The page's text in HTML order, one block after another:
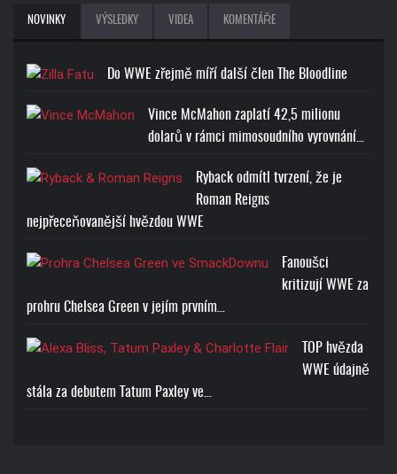
NOVINKY VÝSLEDKY VIDEA KOMENTÁŘE
Do WWE zřejmě míří další člen The Bloodline
Vince McMahon zaplatí 42,5 milionu
dolarů v rámci mimosoudního vyrovnání…
Ryback odmítl tvrzení, že je
Roman Reigns
nejpřeceňovanější hvězdou WWE
Fanoušci
kritizují WWE za
prohru Chelsea Green v jejím prvním…
TOP hvězda
WWE údajně
stála za debutem Tatum Paxley ve…